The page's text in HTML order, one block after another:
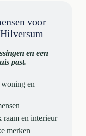
voor
en een
past.
en
raam en interieur
merken